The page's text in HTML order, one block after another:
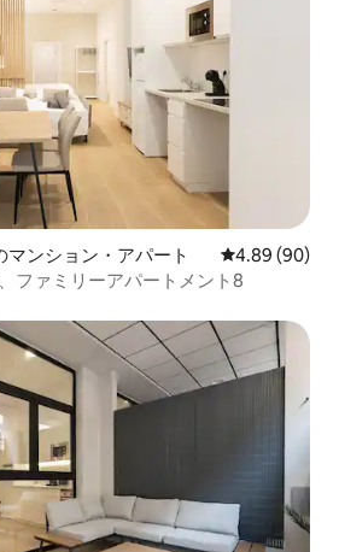
マンション・アパート レビュー90件
4.89 (90)
ファミリーアパートメント8